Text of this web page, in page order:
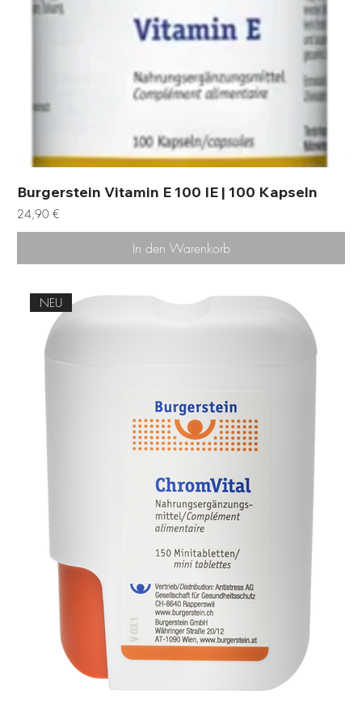
Burgerstein Vitamin E 100 IE | 100 Kapseln
Preis
24,90 €
In den Warenkorb
NEU